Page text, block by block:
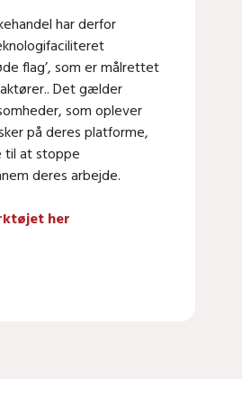
har derfor
flag’, som er målrettet
Det gælder
som oplever
på deres platforme,
til at stoppe
deres arbejde.
her